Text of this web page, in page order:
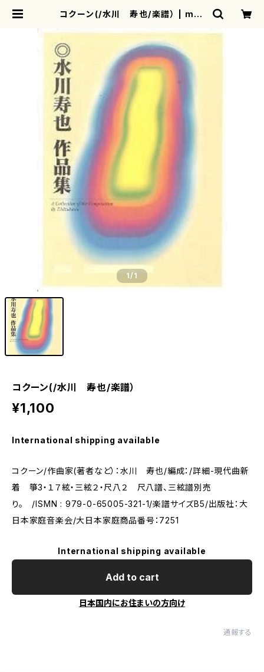
コクーン(/水川 寿也/楽譜） | mot
1/1
コクーン(/水川 寿也/楽譜）
¥1,100
International shipping available
コクーン/作曲家(著者など）：水川 寿也/編成：/詳細-現代曲新
着 箏3・１７絃・三絃２・尺八２ 尺八譜、三絃譜別売
り。 /ISMN : 979-0-65005-321-1/楽譜サイズB5/出版社：大
日本家庭音楽会/大日本家庭商品番号：7251
International shipping available
Add to cart
日本国内にお住まいの方向け
通報する